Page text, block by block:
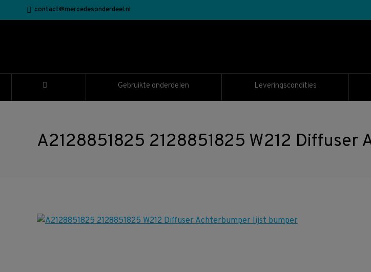
contact@mercedesonderdeel.nl
Gebruikte onderdelen Leveringscondities
A2128851825 2128851825 W212